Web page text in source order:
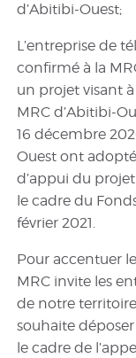
d’Abitibi-Ouest;
L’entreprise de
confirmé à la
un projet visant
MRC d’Abitibi-
16 décembre
Ouest ont
d’appui du
le cadre du
février 2021.
Pour accentuer
MRC invite les
de notre
souhaite
le cadre de